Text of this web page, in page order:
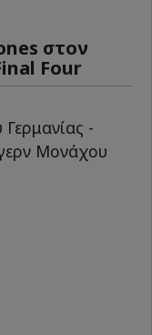
στον
Four